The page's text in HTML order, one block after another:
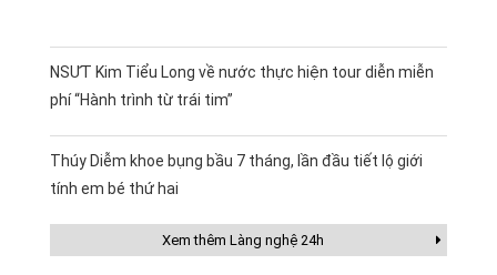
NSƯT Kim Tiểu Long về nước thực hiện tour diễn miễn
phí “Hành trình từ trái tim”
Thúy Diễm khoe bụng bầu 7 tháng, lần đầu tiết lộ giới
tính em bé thứ hai
Xem thêm Làng nghệ 24h